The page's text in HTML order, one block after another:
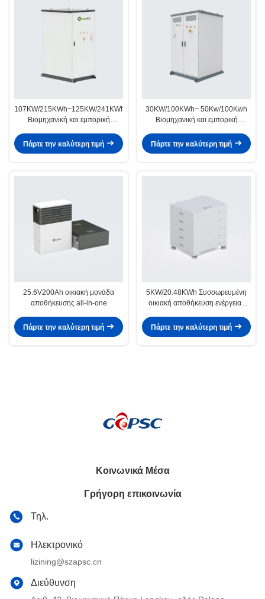
107KW/215KWh~125KW/241KWh
Βιομηχανική και εμπορική
Πάρτε την καλύτερη τιμή
30KW/100KWh~ 50Kw/100Kwh
Βιομηχανική και εμπορική
Πάρτε την καλύτερη τιμή
25.6V200Ah οικιακή μονάδα
αποθήκευσης all-in-one
Πάρτε την καλύτερη τιμή
5KW/20.48KWh Συσσωρευμένη
οικιακή αποθήκευση ενέργειας
Πάρτε την καλύτερη τιμή
Κοινωνικά Μέσα
Γρήγορη επικοινωνία
Τηλ.
Ηλεκτρονικό
lizining@szapsc.cn
Διεύθυνση